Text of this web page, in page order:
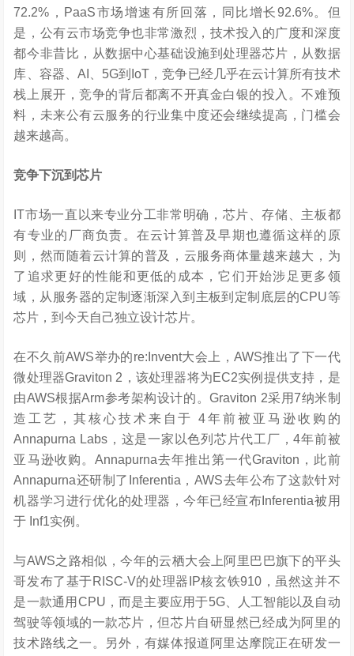
72.2%，PaaS市场增速有所回落，同比增长92.6%。但
是，公有云市场竞争也非常激烈，技术投入的广度和深度
都今非昔比，从数据中心基础设施到处理器芯片，从数据
库、容器、AI、5G到IoT，竞争已经几乎在云计算所有技术
栈上展开，竞争的背后都离不开真金白银的投入。不难预
料，未来公有云服务的行业集中度还会继续提高，门槛会
越来越高。
竞争下沉到芯片
IT市场一直以来专业分工非常明确，芯片、存储、主板都
有专业的厂商负责。在云计算普及早期也遵循这样的原
则，然而随着云计算的普及，云服务商体量越来越大，为
了追求更好的性能和更低的成本，它们开始涉足更多领
域，从服务器的定制逐渐深入到主板到定制底层的CPU等
芯片，到今天自己独立设计芯片。
在不久前AWS举办的re:Invent大会上，AWS推出了下一代
微处理器Graviton 2，该处理器将为EC2实例提供支持，是
由AWS根据Arm参考架构设计的。Graviton 2采用7纳米制
造工艺，其核心技术来自于 4年前被亚马逊收购的
Annapurna Labs，这是一家以色列芯片代工厂，4年前被
亚马逊收购。Annapurna去年推出第一代Graviton，此前
Annapurna还研制了Inferentia，AWS去年公布了这款针对
机器学习进行优化的处理器，今年已经宣布Inferentia被用
于 Inf1实例。
与AWS之路相似，今年的云栖大会上阿里巴巴旗下的平头
哥发布了基于RISC-V的处理器IP核玄铁910，虽然这并不
是一款通用CPU，而是主要应用于5G、人工智能以及自动
驾驶等领域的一款芯片，但芯片自研显然已经成为阿里的
技术路线之一。另外，有媒体报道阿里达摩院正在研发一